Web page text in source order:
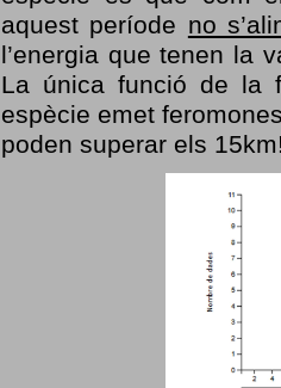
aquest període no
l’energia que tenen la
La única funció de la
espècie emet
poden superar els